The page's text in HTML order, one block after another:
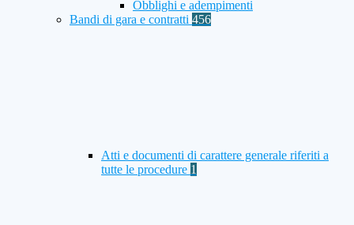
Obblighi e adempimenti
Bandi di gara e contratti 456
Atti e documenti di carattere generale riferiti a
tutte le procedure 1